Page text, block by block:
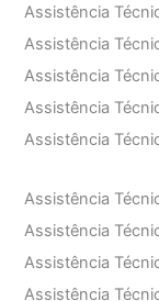
Assistência
Assistência
Assistência
Assistência
Assistência
Assistência
Assistência
Assistência
Assistência